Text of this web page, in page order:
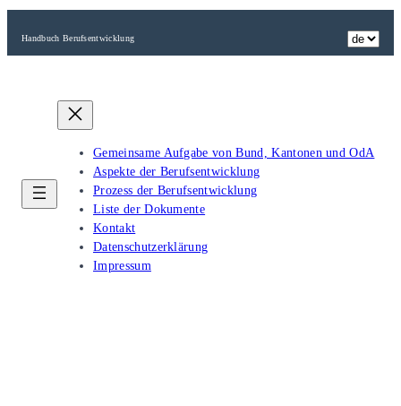
Handbuch Berufsentwicklung
Gemeinsame Aufgabe von Bund, Kantonen und OdA
Aspekte der Berufsentwicklung
Prozess der Berufsentwicklung
Liste der Dokumente
Kontakt
Datenschutzerklärung
Impressum